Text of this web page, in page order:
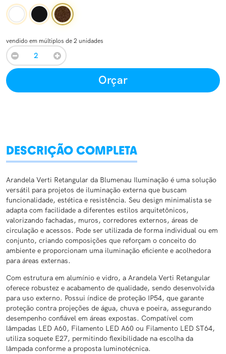
vendido em múltiplos de 2 unidades
Orçar
DESCRIÇÃO COMPLETA
Arandela Verti Retangular da Blumenau Iluminação é uma solução
versátil para projetos de iluminação externa que buscam
funcionalidade, estética e resistência. Seu design minimalista se
adapta com facilidade a diferentes estilos arquitetônicos,
valorizando fachadas, muros, corredores externos, áreas de
circulação e acessos. Pode ser utilizada de forma individual ou em
conjunto, criando composições que reforçam o conceito do
ambiente e proporcionam uma iluminação eficiente e acolhedora
para áreas externas.
Com estrutura em alumínio e vidro, a Arandela Verti Retangular
oferece robustez e acabamento de qualidade, sendo desenvolvida
para uso externo. Possui índice de proteção IP54, que garante
proteção contra projeções de água, chuva e poeira, assegurando
desempenho confiável em áreas expostas. Compatível com
lâmpadas LED A60, Filamento LED A60 ou Filamento LED ST64,
utiliza soquete E27, permitindo flexibilidade na escolha da
lâmpada conforme a proposta luminotécnica.